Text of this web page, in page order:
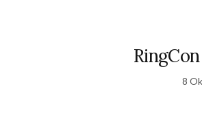
8